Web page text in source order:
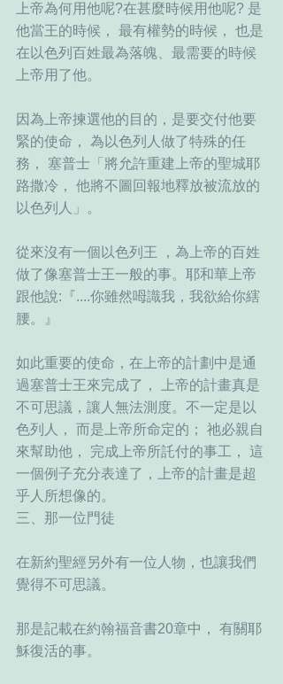
上帝為何用他呢?在甚麼時候用他呢? 是
他當王的時候， 最有權勢的時候， 也是
在以色列百姓最為落魄、最需要的時候
上帝用了他。
因為上帝揀選他的目的，是要交付他要
緊的使命， 為以色列人做了特殊的任
務， 塞普士「將允許重建上帝的聖城耶
路撒冷， 他將不圖回報地釋放被流放的
以色列人」。
從來沒有一個以色列王 ，為上帝的百姓
做了像塞普士王一般的事。耶和華上帝
跟他說:『....你雖然呣識我，我欲給你縖
腰。』
如此重要的使命，在上帝的計劃中是通
過塞普士王來完成了， 上帝的計畫真是
不可思議，讓人無法測度。不一定是以
色列人， 而是上帝所命定的； 祂必親自
來幫助他， 完成上帝所託付的事工， 這
一個例子充分表達了，上帝的計畫是超
乎人所想像的。
三、那一位門徒
在新約聖經另外有一位人物，也讓我們
覺得不可思議。
那是記載在約翰福音書20章中， 有關耶
穌復活的事。